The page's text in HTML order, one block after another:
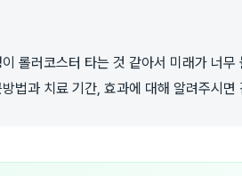
롤러코스터 타는 것 같아서 미래가 너
법과 치료 기간, 효과에 대해 알려주시면